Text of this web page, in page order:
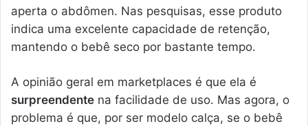
aperta o abdômen. Nas pesquisas, esse produto
indica uma excelente capacidade de retenção,
mantendo o bebê seco por bastante tempo.
A opinião geral em marketplaces é que ela é
surpreendente na facilidade de uso. Mas agora, o
problema é que, por ser modelo calça, se o bebê